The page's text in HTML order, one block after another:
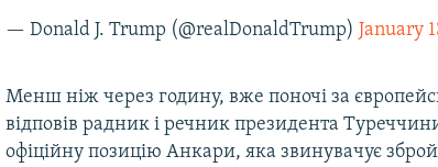
— Donald J. Trump (@realDonaldTrump)January
Менш ніж через годину, вже поночі за
відповів радник і речник президента
офіційну позицію Анкари, яка звинувачує